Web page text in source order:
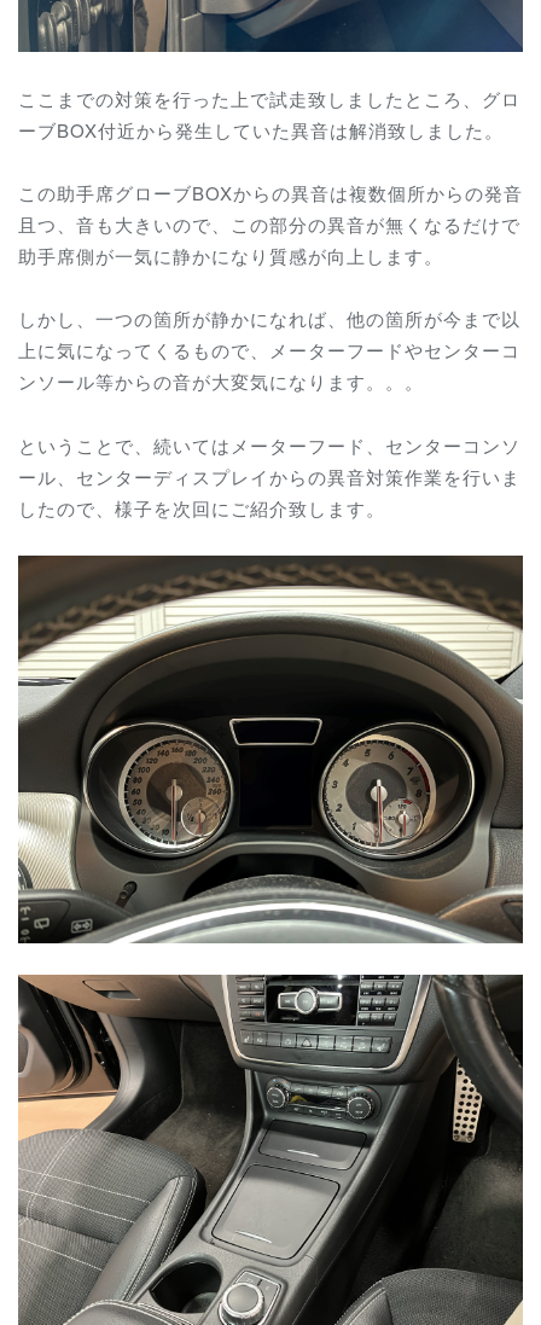
ここまでの対策を行った上で試走致しましたところ、グロ
ーブBOX付近から発生していた異音は解消致しました。
この助手席グローブBOXからの異音は複数個所からの発音
且つ、音も大きいので、この部分の異音が無くなるだけで
助手席側が一気に静かになり質感が向上します。
しかし、一つの箇所が静かになれば、他の箇所が今まで以
上に気になってくるもので、メーターフードやセンターコ
ンソール等からの音が大変気になります。。。
ということで、続いてはメーターフード、センターコンソ
ール、センターディスプレイからの異音対策作業を行いま
したので、様子を次回にご紹介致します。